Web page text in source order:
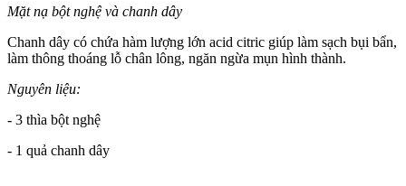
Mặt nạ bột nghệ và chanh dây
Chanh dây có chứa hàm lượng lớn acid citric giúp làm sạch bụi bẩn,
làm thông thoáng lỗ chân lông, ngăn ngừa mụn hình thành.
Nguyên liệu:
- 3 thìa bột nghệ
- 1 quả chanh dây